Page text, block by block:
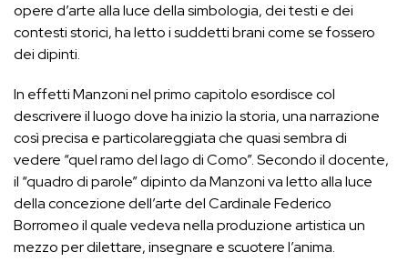
opere d’arte alla luce della simbologia, dei testi e dei
contesti storici, ha letto i suddetti brani come se fossero
dei dipinti.
In effetti Manzoni nel primo capitolo esordisce col
descrivere il luogo dove ha inizio la storia, una narrazione
così precisa e particolareggiata che quasi sembra di
vedere “quel ramo del lago di Como”. Secondo il docente,
il “quadro di parole” dipinto da Manzoni va letto alla luce
della concezione dell’arte del Cardinale Federico
Borromeo il quale vedeva nella produzione artistica un
mezzo per dilettare, insegnare e scuotere l’anima.